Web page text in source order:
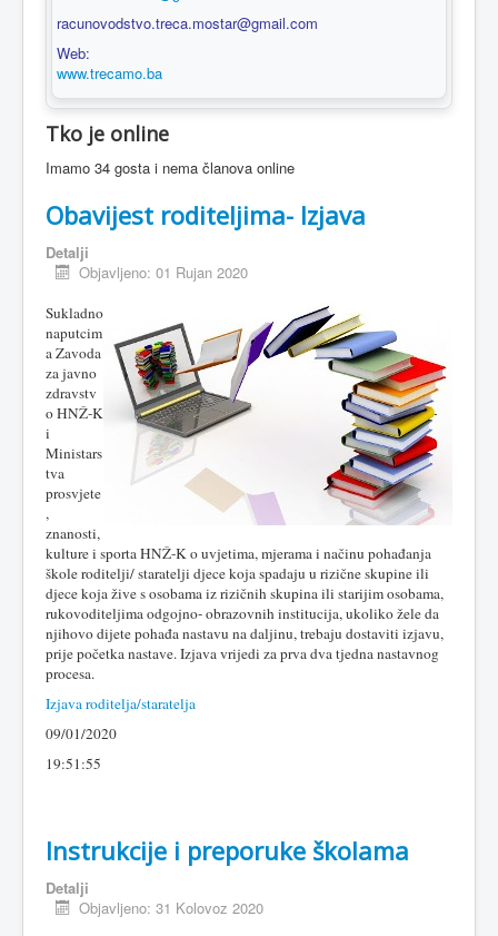
racunovodstvo.treca.mostar@gmail.com
Web:
www.trecamo.ba
Tko je online
Imamo 34 gosta i nema članova online
Obavijest roditeljima- Izjava
Detalji
Objavljeno: 01 Rujan 2020
Sukladno
naputcim
a Zavoda
za javno
zdravstv
o HNŽ-K
i
Ministars
tva
prosvjete
,
znanosti,
kulture i sporta HNŽ-K o uvjetima, mjerama i načinu pohađanja
škole roditelji/ staratelji djece koja spadaju u rizične skupine ili
djece koja žive s osobama iz rizičnih skupina ili starijim osobama,
rukovoditeljima odgojno- obrazovnih institucija, ukoliko žele da
njihovo dijete pohađa nastavu na daljinu, trebaju dostaviti izjavu,
prije početka nastave. Izjava vrijedi za prva dva tjedna nastavnog
procesa.
Izjava roditelja/staratelja
09/01/2020
19:51:55
Instrukcije i preporuke školama
Detalji
Objavljeno: 31 Kolovoz 2020